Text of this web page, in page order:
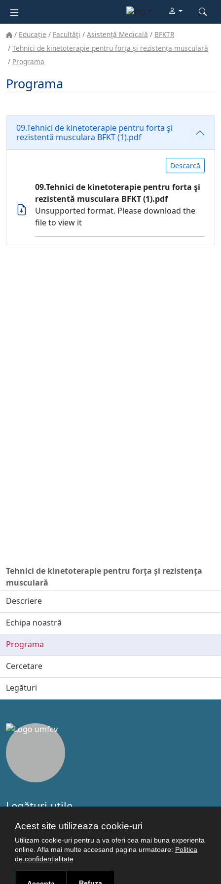
Acest site utilizeaza cookie-uri
Utilizam cookie-uri pentru a va oferi cea mai buna experienta
online. Afla mai multe accesand pagina urmatoare: Politica
de confidentialitate
Educație Facultăţi Asistenţă Medicală
BFKTR
Tehnici de kinetoterapie pentru forța și rezistența musculară
Programa
Tehnici de kinetoterapie pentru forța și rezistența
musculară
Descriere
Echipa noastră
Programa
Cercetare
Legături
Programa
09.Tehnici de kinetoterapie pentru forta şi
rezistentă musculara BFKT (1).pdf
Descarcă
09.Tehnici de kinetoterapie pentru forta şi
rezistentă musculara BFKT (1).pdf
Unsupported format. Please download the
file to view it
Legături utile
Studenţi
Cercetare
Termeni şi condiţii
Politica de confidenţialitate